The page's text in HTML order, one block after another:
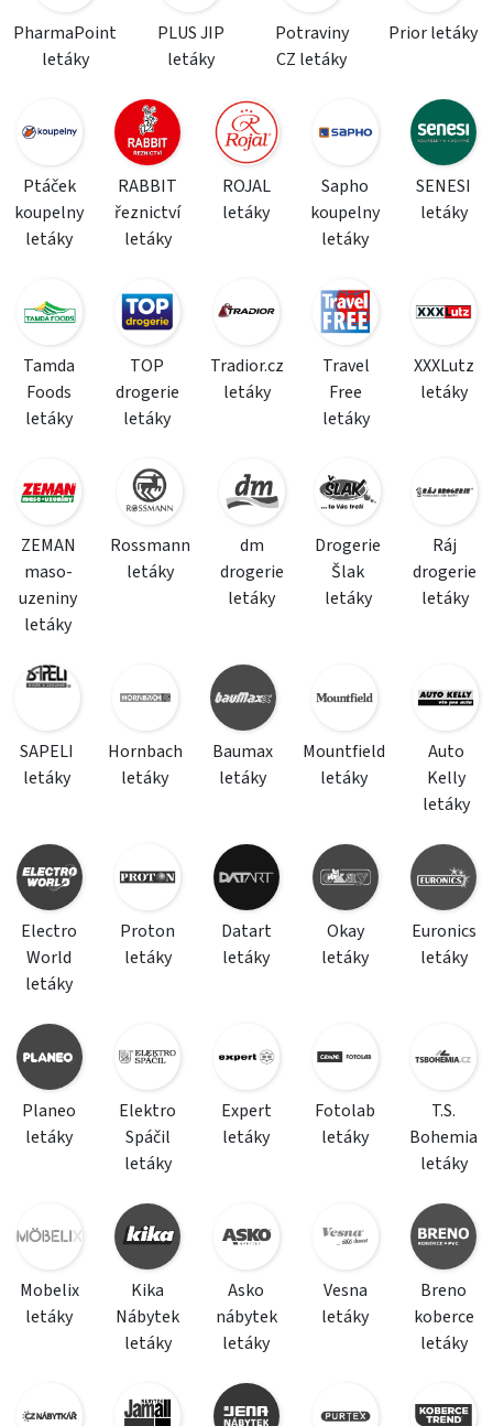
PharmaPoint
letáky
PLUS JIP
letáky
Potraviny
CZ letáky
Prior letáky
Ptáček
koupelny
letáky
RABBIT
řeznictví
letáky
ROJAL
letáky
Sapho
koupelny
letáky
SENESI
letáky
Tamda
Foods
letáky
TOP
drogerie
letáky
Tradior.cz
letáky
Travel
Free
letáky
XXXLutz
letáky
ZEMAN
maso-
uzeniny
letáky
Rossmann
letáky
dm
drogerie
letáky
Drogerie
Šlak
letáky
Ráj
drogerie
letáky
SAPELI
letáky
Hornbach
letáky
Baumax
letáky
Mountfield
letáky
Auto
Kelly
letáky
Electro
World
letáky
Proton
letáky
Datart
letáky
Okay
letáky
Euronics
letáky
Planeo
letáky
Elektro
Spáčil
letáky
Expert
letáky
Fotolab
letáky
T.S.
Bohemia
letáky
Mobelix
letáky
Kika
Nábytek
letáky
Asko
nábytek
letáky
Vesna
letáky
Breno
koberce
letáky